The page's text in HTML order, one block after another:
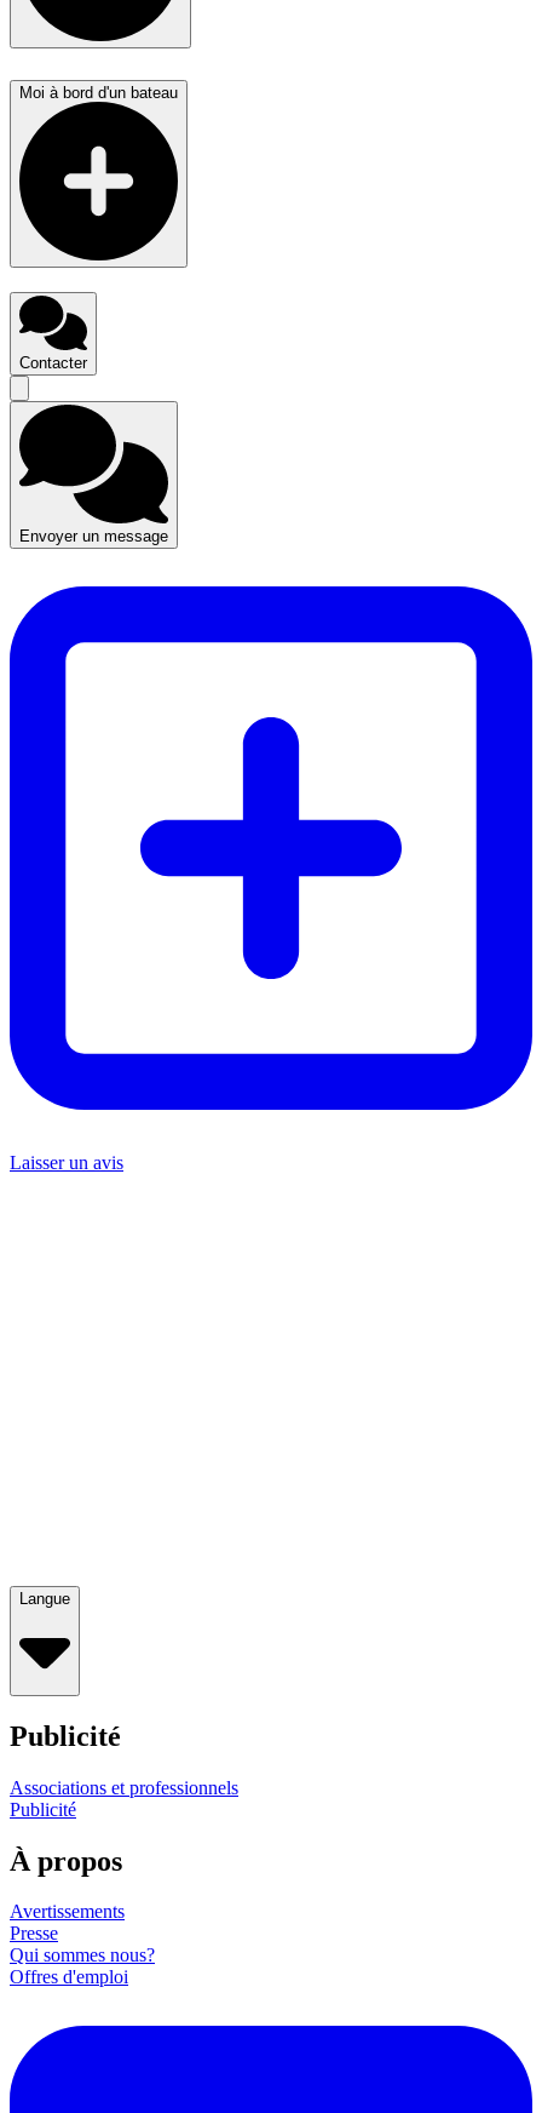
Moi à bord d'un bateau
Contacter
Envoyer un message
Laisser un avis
Langue
Publicité
Associations et professionnels
Publicité
À propos
Avertissements
Presse
Qui sommes nous?
Offres d'emploi